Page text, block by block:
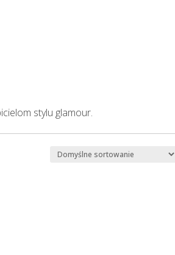
stylu glamour.